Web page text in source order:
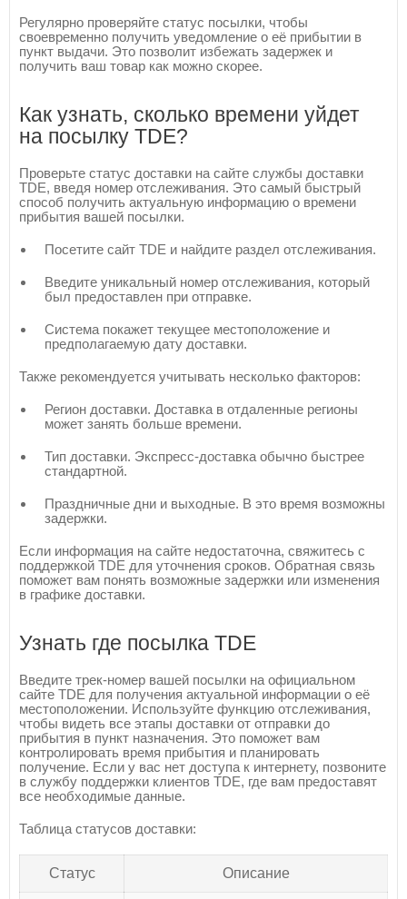
Регулярно проверяйте статус посылки, чтобы
своевременно получить уведомление о её прибытии в
пункт выдачи. Это позволит избежать задержек и
получить ваш товар как можно скорее.
Как узнать, сколько времени уйдет
на посылку TDE?
Проверьте статус доставки на сайте службы доставки
TDE, введя номер отслеживания. Это самый быстрый
способ получить актуальную информацию о времени
прибытия вашей посылки.
Посетите сайт TDE и найдите раздел отслеживания.
Введите уникальный номер отслеживания, который
был предоставлен при отправке.
Система покажет текущее местоположение и
предполагаемую дату доставки.
Также рекомендуется учитывать несколько факторов:
Регион доставки. Доставка в отдаленные регионы
может занять больше времени.
Тип доставки. Экспресс-доставка обычно быстрее
стандартной.
Праздничные дни и выходные. В это время возможны
задержки.
Если информация на сайте недостаточна, свяжитесь с
поддержкой TDE для уточнения сроков. Обратная связь
поможет вам понять возможные задержки или изменения
в графике доставки.
Узнать где посылка TDE
Введите трек-номер вашей посылки на официальном
сайте TDE для получения актуальной информации о её
местоположении. Используйте функцию отслеживания,
чтобы видеть все этапы доставки от отправки до
прибытия в пункт назначения. Это поможет вам
контролировать время прибытия и планировать
получение. Если у вас нет доступа к интернету, позвоните
в службу поддержки клиентов TDE, где вам предоставят
все необходимые данные.
Таблица статусов доставки:
Статус Описание